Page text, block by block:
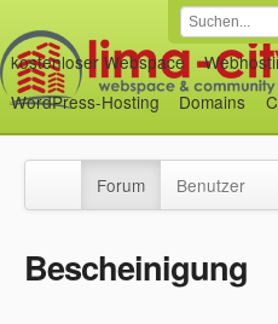
kostenloser Webspace
WordPress-Hosting
Domains
Forum Benutzer
Bescheinigung